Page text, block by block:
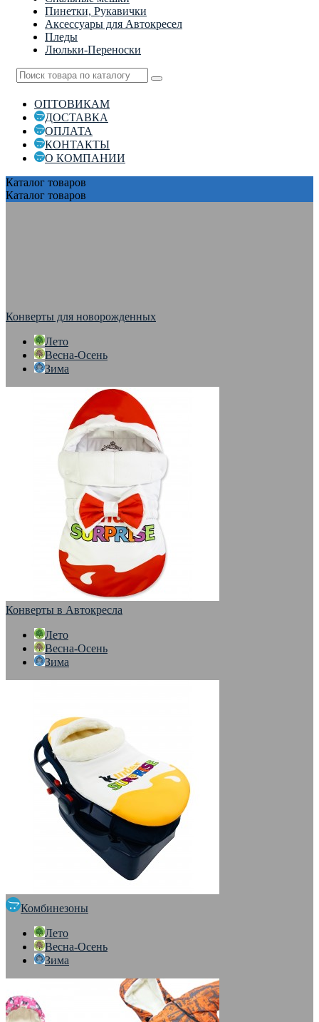
Пинетки, Рукавички
Аксессуары для Автокресел
Пледы
Люльки-Переноски
ОПТОВИКАМ
ДОСТАВКА
ОПЛАТА
КОНТАКТЫ
О КОМПАНИИ
Каталог товаров
Каталог товаров
Конверты для новорожденных
Лето
Весна-Осень
Зима
Конверты в Автокресла
Лето
Весна-Осень
Зима
Комбинезоны
Лето
Весна-Осень
Зима